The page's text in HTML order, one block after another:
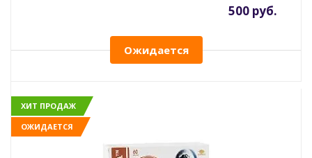
500 руб.
Ожидается
ХИТ ПРОДАЖ
ОЖИДАЕТСЯ